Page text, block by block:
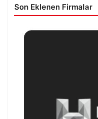
Son Eklenen Firmalar